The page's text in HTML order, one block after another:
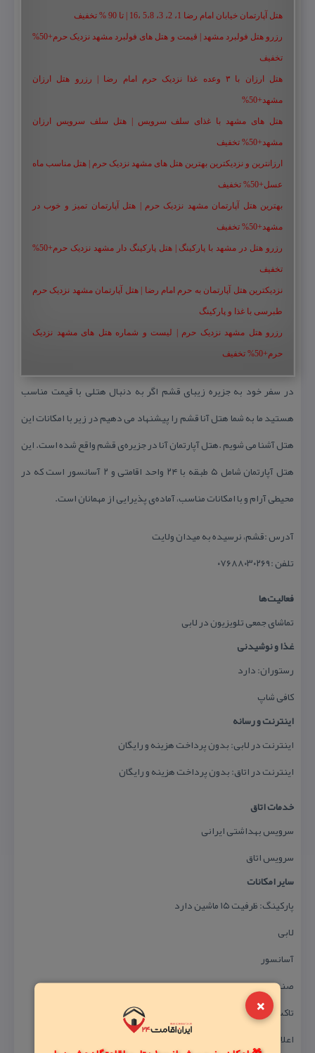
×
هتل آپارتمان خیابان امام رضا 1، 2، 3، 5،8 ،16 | تا 90 % تخفیف
رزرو هتل فولبرد مشهد | قیمت و هتل های فولبرد مشهد نزدیک حرم+50%
تخفیف
هتل ارزان با ۳ وعده غذا نزدیک حرم امام رضا | رزرو هتل ارزان
مشهد+50%
هتل های مشهد با غذای سلف سرویس | هتل سلف سرویس ارزان
مشهد+50% تخفیف
ارزانترین و نزدیکترین بهترین هتل های مشهد نزدیک حرم | هتل مناسب ماه
عسل+50% تخفیف
بهترین هتل آپارتمان مشهد نزدیک حرم | هتل آپارتمان تمیز و خوب در
مشهد+50% تخفیف
رزرو هتل در مشهد با پارکینگ | هتل پارکینگ دار مشهد نزدیک حرم+50%
تخفیف
نزدیکترین هتل آپارتمان به حرم امام رضا | هتل آپارتمان مشهد نزدیک حرم
طبرسی با غذا و پارکینگ
رزرو هتل مشهد نزدیک حرم | لیست و شماره هتل های مشهد نزدیک
حرم+50% تخفیف
در سفر خود به جزیره زیبای قشم اگر به دنبال هتلی با قیمت مناسب
هستید ما به شما هتل آنا قشم را پیشنهاد می دهیم در زیر با امكانات این
هتل آشنا می شویم .هتل آپارتمان آنا در جزیره‌ی قشم واقع شده است. این
هتل آپارتمان شامل ۵ طبقه با ۲۴ واحد اقامتی و ۲ آسانسور است كه در
محیطی آرام و با امكانات مناسب، آماده‌ی پذیرایی از مهمانان است.
آدرس :قشم، نرسیده به میدان ولایت
تلفن :۰۷۶۸۸۰۳۰۲۶۹
فعالیت‌ها
تماشای جمعی تلویزیون در لابی
غذا و نوشیدنی
رستوران: دارد
كافی شاپ
اینترنت و رسانه
اینترنت در لابی: بدون پرداخت هزینه و رایگان
اینترنت در اتاق: بدون پرداخت هزینه و رایگان
خدمات اتاق
سرویس بهداشتی ایرانی
سرویس اتاق
سایر امكانات
پاركینگ: ظرفیت ۱۵ ماشین دارد
لابی
آسانسور
صندوق امانات
تاكسی سرویس
اعلام حریق